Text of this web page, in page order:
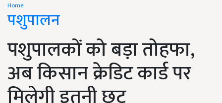
Home
पशुपालन
पशुपालकों को बड़ा तोहफा,
अब किसान क्रेडिट कार्ड पर